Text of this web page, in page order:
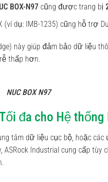
BOX-N97cũng được trang bị
(ví dụ: IMB-1235) cũng hỗ trợ
này giúp đảm bảo dữ liệu
thấp hơn.
NUC BOX N97
đa cho Hệ thống
tâm dữ liệu cục bộ, hoặc
Industrial cung cấp tùy